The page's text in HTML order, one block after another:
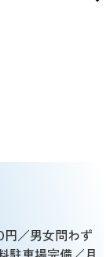
円／男女問わず